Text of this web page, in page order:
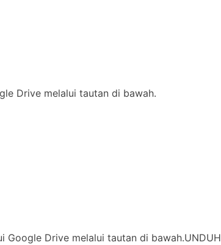
Drive melalui tautan di bawah.
Google Drive melalui tautan di bawah.UNDUH